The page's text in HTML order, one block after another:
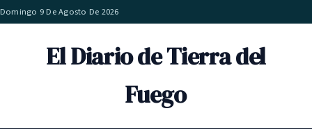
Domingo 9 De Agosto De 2026
El Diario de Tierra del
Fuego